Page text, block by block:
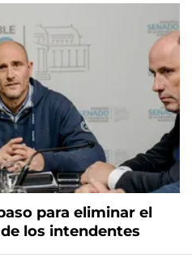
para eliminar el
los intendentes